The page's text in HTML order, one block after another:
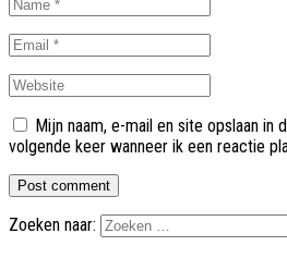
Mijn naam, e-mail en site opslaan in
volgende keer wanneer ik een reactie
Zoeken naar: